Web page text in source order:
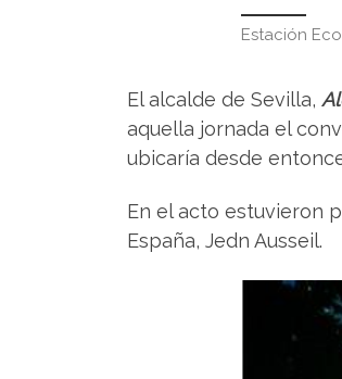
Estación
El alcalde de Sevilla,
aquella jornada el
ubicaría desde
En el acto estuvieron
España, Jedn Ausseil.